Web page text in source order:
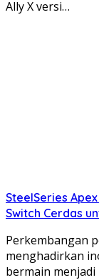
Ally X versi…
SteelSeries
Switch Cerdas
Perkembangan
menghadirkan
bermain